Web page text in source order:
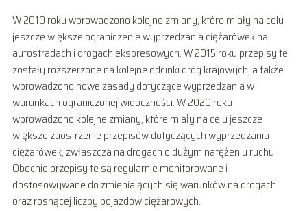
W 2010 roku wprowadzono kolejne zmiany, które miały na celu
jeszcze większe ograniczenie wyprzedzania ciężarówek na
autostradach i drogach ekspresowych. W 2015 roku przepisy te
zostały rozszerzone na kolejne odcinki dróg krajowych, a także
wprowadzono nowe zasady dotyczące wyprzedzania w
warunkach ograniczonej widoczności. W 2020 roku
wprowadzono kolejne zmiany, które miały na celu jeszcze
większe zaostrzenie przepisów dotyczących wyprzedzania
ciężarówek, zwłaszcza na drogach o dużym natężeniu ruchu.
Obecnie przepisy te są regularnie monitorowane i
dostosowywane do zmieniających się warunków na drogach
oraz rosnącej liczby pojazdów ciężarowych.